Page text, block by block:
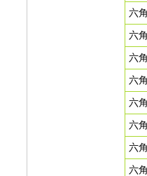
六
六
六
六
六
六
六
六